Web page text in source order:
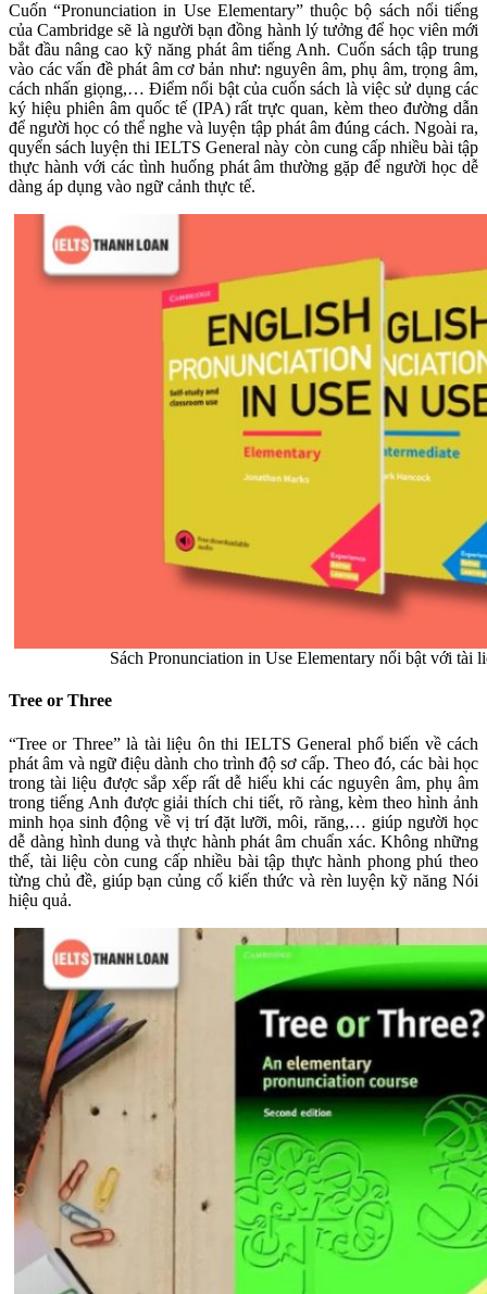
Cuốn “Pronunciation in Use Elementary” thuộc bộ sách nổi tiếng
của Cambridge sẽ là người bạn đồng hành lý tưởng để học viên mới
bắt đầu nâng cao kỹ năng phát âm tiếng Anh. Cuốn sách tập trung
vào các vấn đề phát âm cơ bản như: nguyên âm, phụ âm, trọng âm,
cách nhấn giọng,… Điểm nổi bật của cuốn sách là việc sử dụng các
ký hiệu phiên âm quốc tế (IPA) rất trực quan, kèm theo đường dẫn
để người học có thể nghe và luyện tập phát âm đúng cách. Ngoài ra,
quyển sách luyện thi IELTS General này còn cung cấp nhiều bài tập
thực hành với các tình huống phát âm thường gặp để người học dễ
dàng áp dụng vào ngữ cảnh thực tế.
Sách Pronunciation in Use Elementary nổi bật với tài
Tree or Three
“Tree or Three” là tài liệu ôn thi IELTS General phổ biến về cách
phát âm và ngữ điệu dành cho trình độ sơ cấp. Theo đó, các bài học
trong tài liệu được sắp xếp rất dễ hiểu khi các nguyên âm, phụ âm
trong tiếng Anh được giải thích chi tiết, rõ ràng, kèm theo hình ảnh
minh họa sinh động về vị trí đặt lưỡi, môi, răng,… giúp người học
dễ dàng hình dung và thực hành phát âm chuẩn xác. Không những
thế, tài liệu còn cung cấp nhiều bài tập thực hành phong phú theo
từng chủ đề, giúp bạn củng cố kiến thức và rèn luyện kỹ năng Nói
hiệu quả.